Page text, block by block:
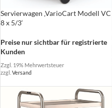
Servierwagen ‚VarioCart Modell VC
8 x 5/3‘
Preise nur sichtbar für registrierte
Kunden
Zzgl. 19% Mehrwertsteuer
zzgl. Versand